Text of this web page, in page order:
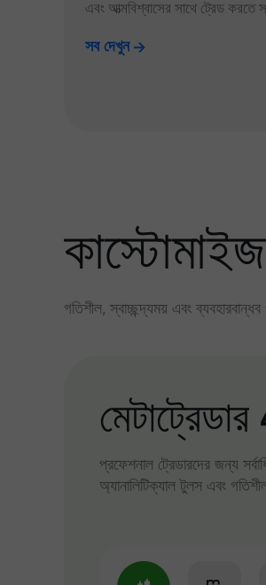
এবং আত্মবিশ্বাসের সাথে ট্রেড করতে
সব দেখুন
গতিশীল, স্বাচ্ছন্দ্যময় এবং ব্যবহারবান্ধব
প্রফেশনাল ট্রেডারদের জন্য
অ্যানালিটিক্যাল টুলস এবং